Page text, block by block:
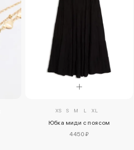
XS S M L XL
Юбка миди с поясом
4450 ₽